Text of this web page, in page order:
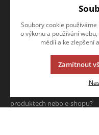
O FIRMĚ
NAPIŠTE NÁM
produktech nebo e-shopu?
Soubory cookie
o výkonu a používání
médií a ke zlepšení
Zamítnout